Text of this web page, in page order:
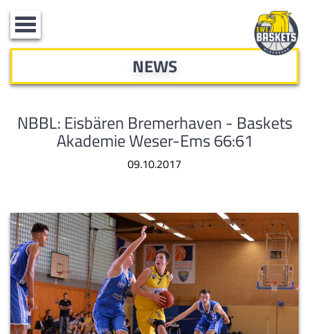
Toggle
navigation
NEWS
NBBL: Eisbären Bremerhaven - Baskets
Akademie Weser-Ems 66:61
09.10.2017